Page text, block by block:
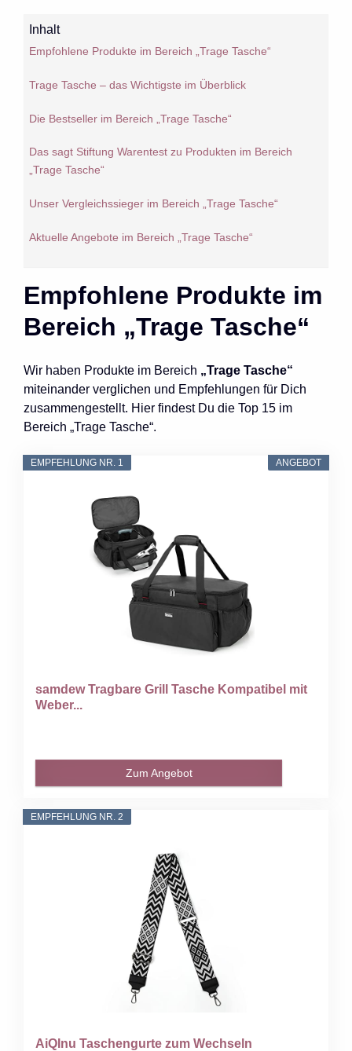
Inhalt
Empfohlene Produkte im Bereich „Trage Tasche“
Trage Tasche – das Wichtigste im Überblick
Die Bestseller im Bereich „Trage Tasche“
Das sagt Stiftung Warentest zu Produkten im Bereich
„Trage Tasche“
Unser Vergleichssieger im Bereich „Trage Tasche“
Aktuelle Angebote im Bereich „Trage Tasche“
Empfohlene Produkte im
Bereich „Trage Tasche“
Wir haben Produkte im Bereich „Trage Tasche“
miteinander verglichen und Empfehlungen für Dich
zusammengestellt. Hier findest Du die Top 15 im
Bereich „Trage Tasche“.
ANGEBOT
EMPFEHLUNG NR. 1
samdew Tragbare Grill Tasche Kompatibel mit
Weber...
Zum Angebot
EMPFEHLUNG NR. 2
AiQInu Taschengurte zum Wechseln